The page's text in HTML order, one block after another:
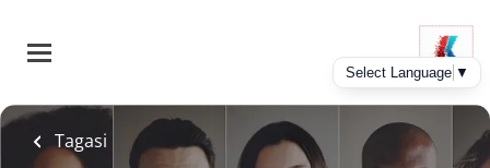
main
Tagasi